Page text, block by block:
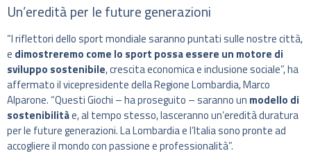
Un’eredità per le future generazioni
“I riflettori dello sport mondiale saranno puntati sulle nostre città,
e dimostreremo come lo sport possa essere un motore di
sviluppo sostenibile, crescita economica e inclusione sociale”, ha
affermato il vicepresidente della Regione Lombardia, Marco
Alparone. “Questi Giochi – ha proseguito – saranno un modello di
sostenibilitàe, al tempo stesso, lasceranno un’eredità duratura
per le future generazioni. La Lombardia e l’Italia sono pronte ad
accogliere il mondo con passione e professionalità”.